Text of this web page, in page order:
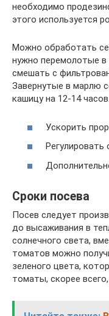
необходимо
этого используется
Можно обработать
нужно перемолотые в
смешать с
Завернутые в марлю
кашицу на 12-14
Ускорить
Сроки посева
Посев следует
до высаживания в
солнечного света,
томатов можно
зеленого цвета,
томаты, скорее